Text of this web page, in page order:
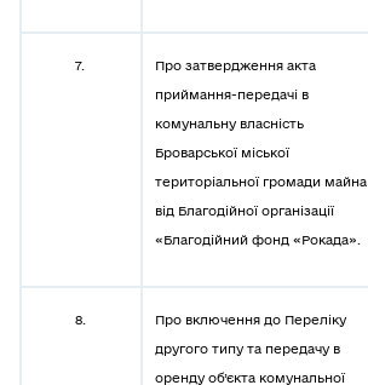
7.
Про затвердження акта
приймання-передачі в
комунальну власність
Броварської міської
територіальної громади майна
від Благодійної організації
«Благодійний фонд «Рокада».
8.
Про включення до Переліку
другого типу та передачу в
оренду об’єкта комунальної